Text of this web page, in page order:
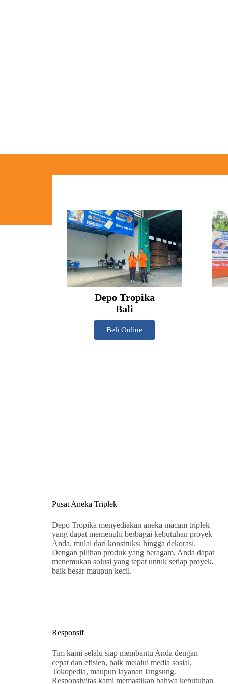
Depo Tropika
Bali
Beli Online
Pusat Aneka Triplek
Depo Tropika menyediakan aneka macam triplek
yang dapat memenuhi berbagai kebutuhan proyek
Anda, mulai dari konstruksi hingga dekorasi.
Dengan pilihan produk yang beragam, Anda dapat
menemukan solusi yang tepat untuk setiap proyek,
baik besar maupun kecil.
Responsif
Tim kami selalu siap membantu Anda dengan
cepat dan efisien, baik melalui media sosial,
Tokopedia, maupun layanan langsung.
Responsivitas kami memastikan bahwa kebutuhan